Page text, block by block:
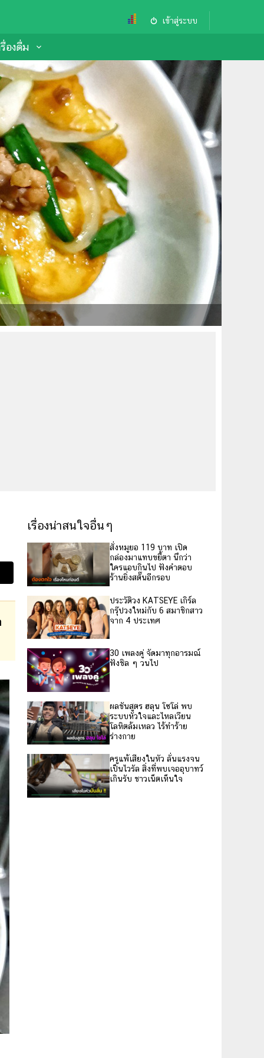
เข้าสู่ระบบ
องดื่ม
เรื่องน่าสนใจอื่นๆ
สั่งหมูยอ 119 บาท เปิด
กล่องมาแทบขยี้ตา นึกว่า
ใครแอบกินไป ฟังคำตอบ
ร้านยิ่งสตั๊นอีกรอบ
ประวัติวง KATSEYE เกิร์ล
กรุ๊ปวงใหม่กับ 6 สมาชิกสาว
จาก 4 ประเทศ
30 เพลงคู่ จัดมาทุกอารมณ์
ฟังชิล ๆ วนไป
ผลชันสูตร ฮลุน โซโล่ พบ
ระบบหัวใจและไหลเวียน
โลหิตล้มเหลว ไร้ทำร้าย
ร่างกาย
ครูแพ้เสียงในหัว ลั่นแรงจน
เป็นไวรัล สิ่งที่พบเจออุบาทว์
เกินรับ ชาวเน็ตเห็นใจ